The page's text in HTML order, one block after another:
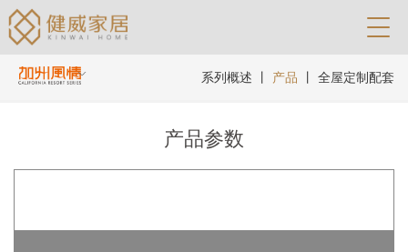
系列概述 产品 全屋定制配套
产品参数